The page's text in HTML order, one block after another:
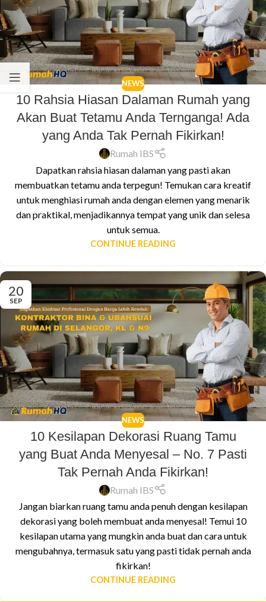
NEWS
10 Rahsia Hiasan Dalaman Rumah yang
Akan Buat Tetamu Anda Ternganga! Ada
yang Anda Tak Pernah Fikirkan!
Rumah IBS
Dapatkan rahsia hiasan dalaman yang pasti akan
membuatkan tetamu anda terpegun! Temukan cara kreatif
untuk menghiasi rumah anda dengan elemen yang menarik
dan praktikal, menjadikannya tempat yang unik dan selesa
untuk semua.
CONTINUE READING
20
SEP
NEWS
10 Kesilapan Dekorasi Ruang Tamu
yang Buat Anda Menyesal – No. 7 Pasti
Tak Pernah Anda Fikirkan!
Rumah IBS
Jangan biarkan ruang tamu anda penuh dengan kesilapan
dekorasi yang boleh membuat anda menyesal! Temui 10
kesilapan utama yang mungkin anda buat dan cara untuk
mengubahnya, termasuk satu yang pasti tidak pernah anda
fikirkan!
CONTINUE READING